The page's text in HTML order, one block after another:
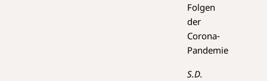
Folgen
der
Corona-
Pandemie
S.D.